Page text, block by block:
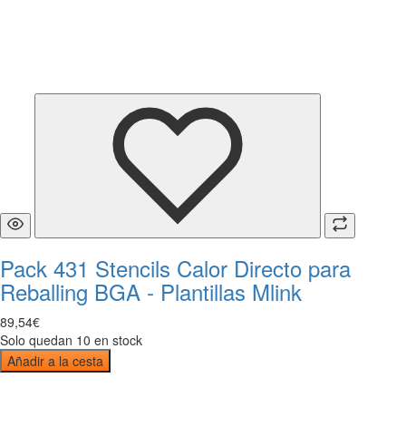
Pack 431 Stencils Calor Directo para
Reballing BGA - Plantillas Mlink
89,54€
Solo quedan 10 en stock
Añadir a la cesta